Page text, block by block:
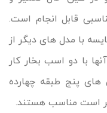
قابل انجام است.
با مدل های دیگر از
با دو اسب بخار کار
پنج طبقه چهارده
است مناسب هستند.